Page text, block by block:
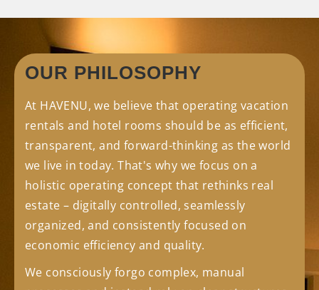
OUR PHILOSOPHY
At HAVENU, we believe that operating vacation
rentals and hotel rooms should be as efficient,
transparent, and forward-thinking as the world
we live in today. That's why we focus on a
holistic operating concept that rethinks real
estate – digitally controlled, seamlessly
organized, and consistently focused on
economic efficiency and quality.
We consciously forgo complex, manual